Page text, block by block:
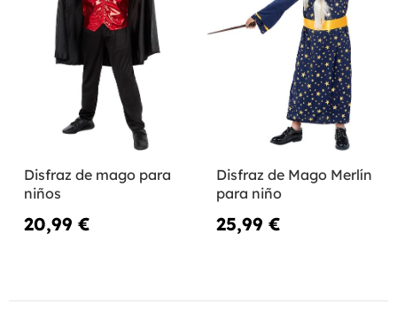
Disfraz de mago para
niños
20,99 €
Disfraz de Mago Merlín
para niño
25,99 €